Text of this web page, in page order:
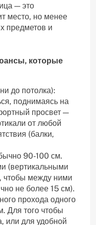
— это
место, но менее
предметов и
которые
до потолка):
поднимаясь на
просвет —
от любой
(балки,
90-100 см.
(вертикальными
чтобы между ними
не более 15 см).
прохода одного
Для того чтобы
или для удобной